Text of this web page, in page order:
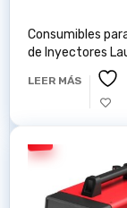
Consumibles
de Inyectores
LEER MÁS